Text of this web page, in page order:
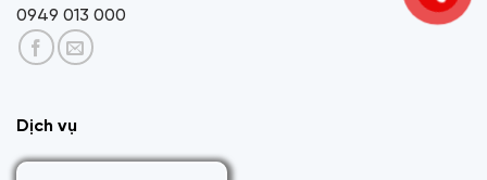
0949 013 000
Dịch vụ